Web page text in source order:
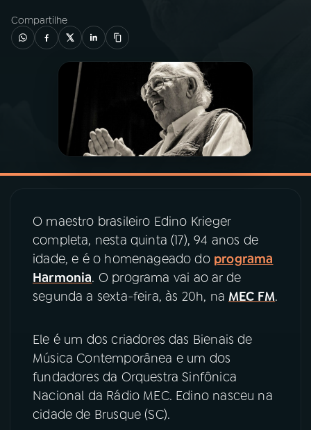
02A RÁDIO
PROGRAMAÇÃO
PROGRAMAS
07ÚLTIMAS
08 PRÊMIO RÁDIO MEC
YouTube Facebook
Instagram
Compartilhe
O maestro brasileiro Edino Krieger
completa, nesta quinta (17), 94 anos de
idade, e é o homenageado do programa
Harmonia. O programa vai ao ar de
segunda a sexta-feira, às 20h, na MEC FM.
Ele é um dos criadores das Bienais de
Música Contemporânea e um dos
fundadores da Orquestra Sinfônica
Nacional da Rádio MEC. Edino nasceu na
cidade de Brusque (SC).